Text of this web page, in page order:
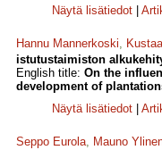
Näytä lisätiedot
Hannu Mannerkoski,
istutustaimiston
English title: On the
development of
Näytä lisätiedot
Seppo Eurola, Mauno